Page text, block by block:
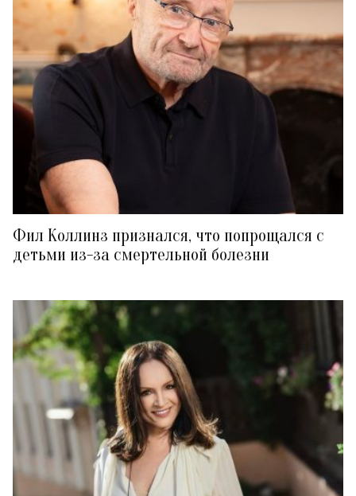
Фил Коллинз признался, что попрощался с
детьми из-за смертельной болезни